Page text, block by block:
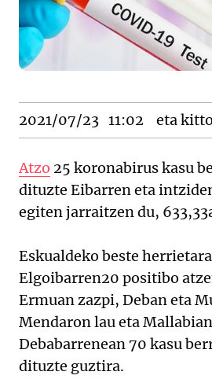
2021/07/23 11:02 eta
Atzo 25 koronabirus kasu
dituzte Eibarren eta
egiten jarraitzen du,
Eskualdeko beste
Elgoibarren20 positibo
Ermuan zazpi, Deban eta
Mendaron lau eta
Debabarrenean 70 kasu
dituzte guztira.